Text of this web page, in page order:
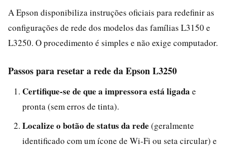
A Epson disponibiliza instruções oficiais para redefinir as
configurações de rede dos modelos das famílias L3150 e
L3250. O procedimento é simples e não exige computador.
Passos para resetar a rede da Epson L3250
Certifique-se de que a impressora está ligada e
pronta (sem erros de tinta).
Localize o botão de status da rede (geralmente
identificado com um ícone de Wi‑Fi ou seta circular) e